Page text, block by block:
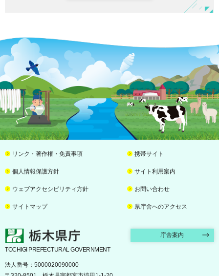
リンク・著作権・免責事項 携帯サイト
個人情報保護方針 サイト利用案内
ウェブアクセシビリティ方針 お問い合わせ
サイトマップ 県庁舎へのアクセス
栃木県庁 庁舎案内
TOCHIGI PREFECTURAL GOVERNMENT
法人番号：5000020090000